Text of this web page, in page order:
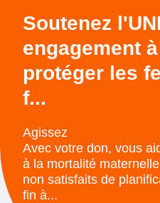
Soutenez
engagement
protéger les
f...
Agissez
Avec votre don, vous
à la mortalité
non satisfaits de
fin à...